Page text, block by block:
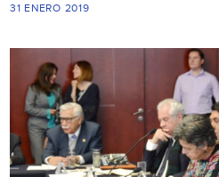
31 ENERO 2019